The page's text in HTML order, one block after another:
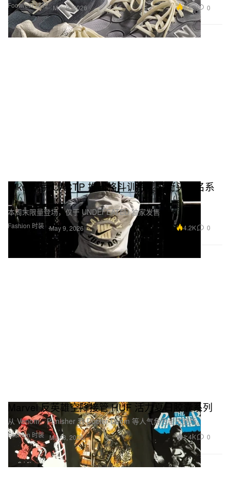
Footwear 球鞋 May 9, 2026 6.8K 0
Fashion 时装
Nike 携手 UACTP 推出格斗训练灵感街头联名系
列
本周末限量登场，仅于 UNDEFEATED 独家发售
May 9, 2026 4.2K 0
Fashion 时装
Marvel 反英雄空降接管 HUF 活力夏日胶囊系列
从 Venom、Punisher 到 Doctor Doom 等人气角色全员登场。
May 8, 2026 1.4K 0